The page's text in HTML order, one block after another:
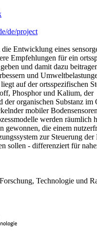
de/project
Entwicklung eines
Empfehlungen für ein
und damit dazu
und
auf der ortsspezifischen
Phosphor und Kalium, der
organischen Substanz im
mobiler
werden räumlich
gewonnen, die einem
zur Steuerung
sollen - differenziert für
Technologie und